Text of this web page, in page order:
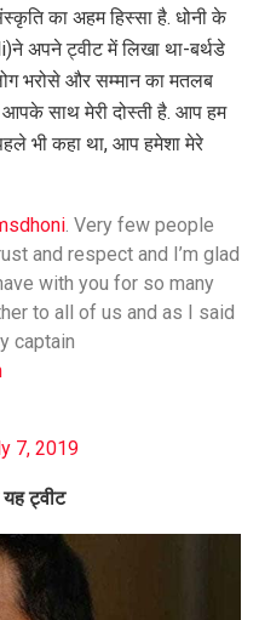
का अहम ह‍िस्‍सा है. धोनी के
अपने ट्वीट में ल‍िखा था-बर्थडे
भरोसे और सम्मान का मतलब
साथ मेरी दोस्ती है. आप हम
भी कहा था, आप हमेशा मेरे
. Very few people
and respect and I’m glad
with you for so many
to all of us and as I said
captain
7, 2019
यह ट्वीट